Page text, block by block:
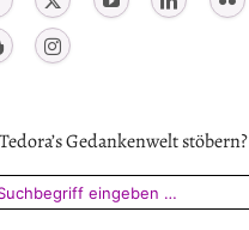
Gedankenwelt stöbern?